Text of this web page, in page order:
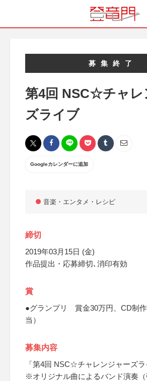
募集終了
第4回 NSC☆チャレ
ズライブ
Googleカレンダーに追加
音楽・エンタメ・レシピ
締切
2019年03月15日 (金)
作品提出・応募締切､消印有効
賞
●グランプリ 賞金30万円、CD制
当）
募集内容
「第4回 NSC☆チャレンジャーズ
※オリジナル曲によるバンド演奏